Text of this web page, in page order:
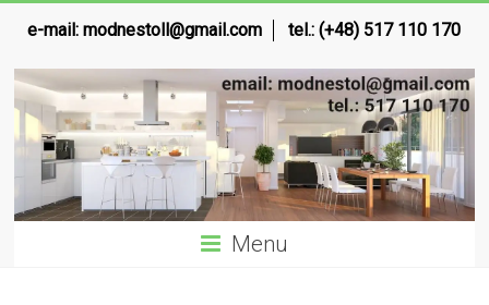
e-mail:modnestoll@gmail.com tel.: (+48) 517 110 170
Menu